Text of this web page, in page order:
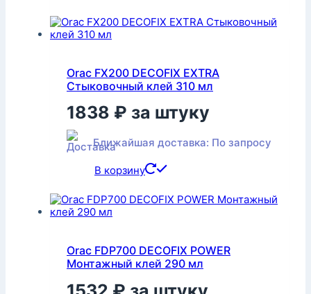
Orac FX200 DECOFIX EXTRA
Стыковочный клей 310 мл
1838 ₽ за штуку
Ближайшая доставка: По запросу
В корзину
Orac FDP700 DECOFIX POWER
Монтажный клей 290 мл